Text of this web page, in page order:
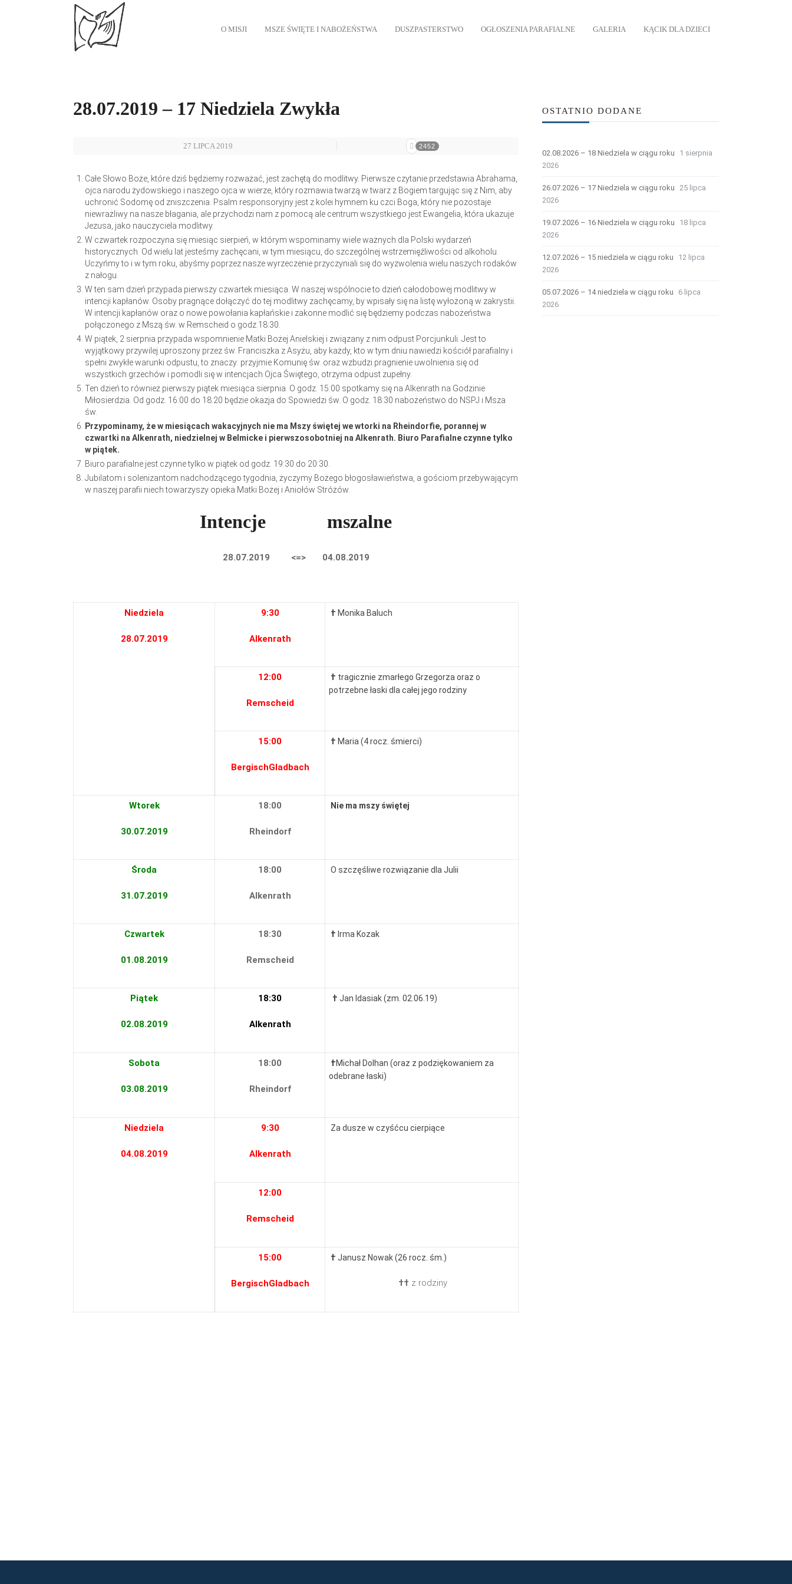
O MISJI MSZE ŚWIĘTE I NABOŻEŃSTWA DUSZPASTERSTWO OGŁOSZENIA PARAFIALNE GALERIA KĄCIK DLA DZIECI
28.07.2019 – 17 Niedziela Zwykła
27 LIPCA 2019 2452
Całe Słowo Boże, które dziś będziemy rozważać, jest zachętą do modlitwy. Pierwsze czytanie przedstawia Abrahama,
ojca narodu żydowskiego i naszego ojca w wierze, który rozmawia twarzą w twarz z Bogiem targując się z Nim, aby
uchronić Sodomę od zniszczenia. Psalm responsoryjny jest z kolei hymnem ku czci Boga, który nie pozostaje
niewrażliwy na nasze błagania, ale przychodzi nam z pomocą ale centrum wszystkiego jest Ewangelia, która ukazuje
Jezusa, jako nauczyciela modlitwy.
W czwartek rozpoczyna się miesiąc sierpień, w którym wspominamy wiele ważnych dla Polski wydarzeń
historycznych. Od wielu lat jesteśmy zachęcani, w tym miesiącu, do szczególnej wstrzemięźliwości od alkoholu.
Uczyńmy to i w tym roku, abyśmy poprzez nasze wyrzeczenie przyczyniali się do wyzwolenia wielu naszych rodaków
z nałogu.
W ten sam dzień przypada pierwszy czwartek miesiąca. W naszej wspólnocie to dzień całodobowej modlitwy w
intencji kapłanów. Osoby pragnące dołączyć do tej modlitwy zachęcamy, by wpisały się na listę wyłożoną w zakrystii.
W intencji kapłanów oraz o nowe powołania kapłańskie i zakonne modlić się będziemy podczas nabożeństwa
połączonego z Mszą św. w Remscheid o godz.18:30.
W piątek, 2 sierpnia przypada wspomnienie Matki Bożej Anielskiej i związany z nim odpust Porcjunkuli. Jest to
wyjątkowy przywilej uproszony przez św. Franciszka z Asyżu, aby każdy, kto w tym dniu nawiedzi kościół parafialny i
spełni zwykłe warunki odpustu, to znaczy: przyjmie Komunię św. oraz wzbudzi pragnienie uwolnienia się od
wszystkich grzechów i pomodli się w intencjach Ojca Świętego, otrzyma odpust zupełny.
Ten dzień to również pierwszy piątek miesiąca sierpnia. O godz. 15:00 spotkamy się na Alkenrath na Godzinie
Miłosierdzia. Od godz. 16:00 do 18:20 będzie okazja do Spowiedzi św. O godz. 18:30 nabożeństwo do NSPJ i Msza
św.
Przypominamy, że w miesiącach wakacyjnych nie ma Mszy świętej we wtorki na Rheindorfie, porannej w
czwartki na Alkenrath, niedzielnej w Belmicke i pierwszosobotniej na Alkenrath. Biuro Parafialne czynne tylko
w piątek.
Biuro parafialne jest czynne tylko w piątek od godz. 19:30 do 20:30.
Jubilatom i solenizantom nadchodzącego tygodnia, życzymy Bożego błogosławieństwa, a gościom przebywającym
w naszej parafii niech towarzyszy opieka Matki Bożej i Aniołów Stróżów.
Intencje mszalne
28.07.2019 <=> 04.08.2019
Niedziela
28.07.2019
9:30
Alkenrath
† Monika Baluch
12:00
Remscheid
† tragicznie zmarłego Grzegorza oraz o
potrzebne łaski dla całej jego rodziny
15:00
BergischGladbach
† Maria (4 rocz. śmierci)
Wtorek
30.07.2019
18:00
Rheindorf
Nie ma mszy świętej
Środa
31.07.2019
18:00
Alkenrath
O szczęśliwe rozwiązanie dla Julii
Czwartek
01.08.2019
18:30
Remscheid
† Irma Kozak
Piątek
02.08.2019
18:30
Alkenrath
† Jan Idasiak (zm. 02.06.19)
Sobota
03.08.2019
18:00
Rheindorf
†Michał Dolhan (oraz z podziękowaniem za
odebrane łaski)
Niedziela
04.08.2019
9:30
Alkenrath
Za dusze w czyśćcu cierpiące
12:00
Remscheid
15:00
BergischGladbach
† Janusz Nowak (26 rocz. śm.)
†† z rodziny
OSTATNIO DODANE
02.08.2026 – 18 Niedziela w ciągu roku
1 sierpnia
2026
26.07.2026 – 17 Niedziela w ciągu roku
25 lipca
2026
19.07.2026 – 16 Niedziela w ciągu roku
18 lipca
2026
12.07.2026 – 15 niedziela w ciągu roku
12 lipca
2026
05.07.2026 – 14 niedziela w ciągu roku
6 lipca
2026